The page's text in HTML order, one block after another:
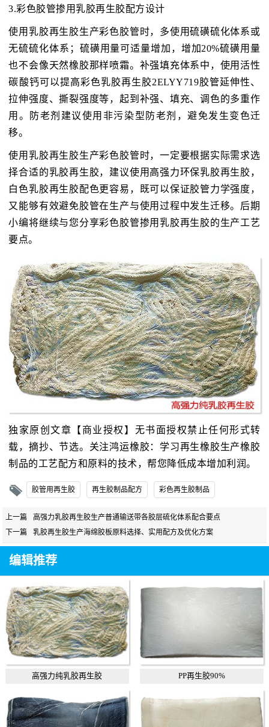
3.彩色胶管掺用乳胶再生胶配方设计
使用乳胶再生胶生产彩色胶管时，多使用硫磺硫化体系或
无硫硫化体系；硫磺用量可适量增加，增加20%硫磺用量
也不会像天然橡胶那样喷霜。补强填充体系中，使用活性
碳酸钙可以提高彩色乳胶再生胶2ELYY719胶管延伸性、
拉伸强度、撕裂强度等，起到补强、填充、调色的多重作
用。防老剂建议使用非污染型防老剂，避免发生变色迁
移。
使用乳胶再生胶生产彩色胶管时，一定要根据实际需求选
择合适的乳胶再生胶，建议使用高强力环保乳胶再生胶，
白色乳胶再生胶配色更容易，既可以保证胶管力学强度，
又能够有效避免胶管在生产与使用过程中发生迁移。后期
小编将继续与您分享彩色胶管掺用乳胶再生胶的生产工艺
要点。
独家原创文章【商业授权】无书面授权禁止任何形式转
载，摘抄、节选。关注鸿运橡胶：学习再生橡胶生产橡胶
制品的工艺配方和原料的技术，帮您降低成本增加利润。
胶管用再生胶 再生胶制品配方 彩色再生胶制品
上一篇
高强力乳胶再生胶生产普通输送带各胶层硫化体系配合要点
下一篇
乳胶再生胶生产海绵胶板原料选择、实用配方及优化方案
编辑推荐
高强力纯乳胶再生胶 PP再生胶90%